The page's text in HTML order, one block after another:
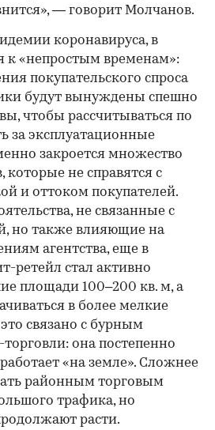
— говорит Молчанов.
коронавируса, в
к «непростым временам»:
покупательского спроса
будут вынуждены спешно
чтобы рассчитываться по
за эксплуатационные
закроется множество
не справятся с
и оттоком покупателей.
не связанные с
но также влияющие на
агентства, еще в
ретейл стал активно
площади 100–200 кв. м, а
в более мелкие
связано с бурным
она постепенно
«на земле». Сложнее
районным торговым
трафика, но
расти.